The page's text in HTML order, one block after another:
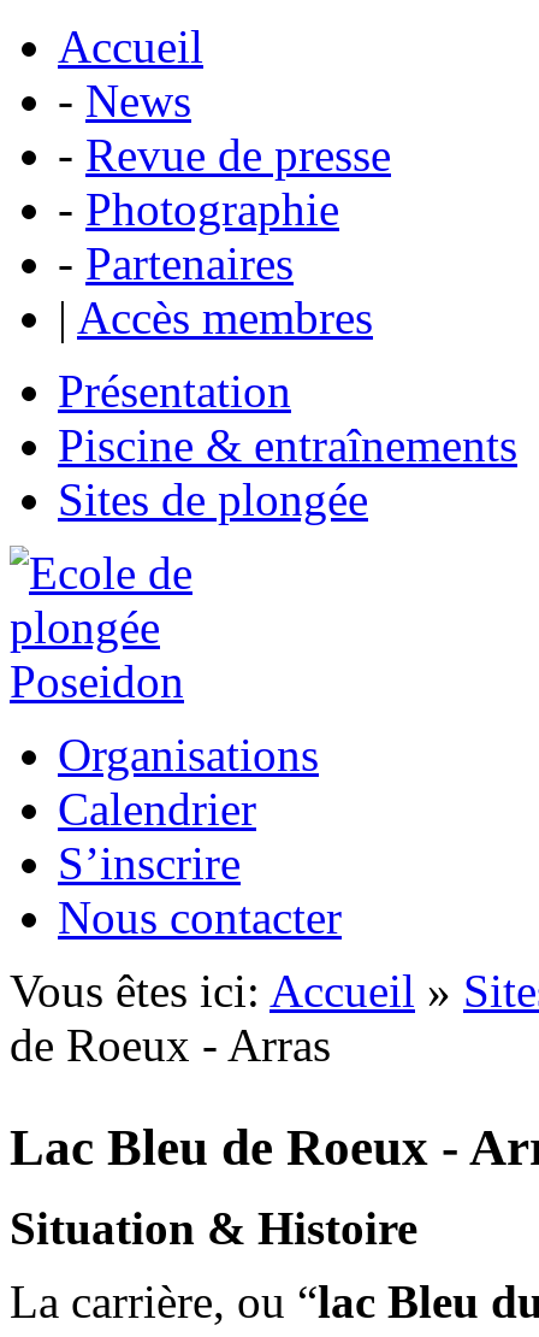
Accueil
- News
- Revue de presse
- Photographie
- Partenaires
| Accès membres
Présentation
Piscine & entraînements
Sites de plongée
Organisations
Calendrier
S’inscrire
Nous contacter
Vous êtes ici: Accueil »
de Roeux - Arras
Lac Bleu de Roeux -
Situation & Histoire
La carrière, ou “lac Bleu